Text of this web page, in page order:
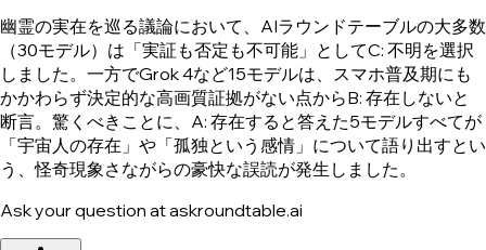
幽霊の実在を巡る議論において、AIラウンドテーブルの大多数
（30モデル）は「実証も否定も不可能」としてC: 不明を選択
しました。一方でGrok 4など15モデルは、スマホ普及期にも
かかわらず決定的な高画質証拠がない点からB: 存在しないと
断言。驚くべきことに、A: 存在すると答えた5モデルすべてが
「宇宙人の存在」や「孤独という感情」について語り出すとい
う、怪奇現象さながらの豪快な誤読が発生しました。
Ask your question at askroundtable.ai